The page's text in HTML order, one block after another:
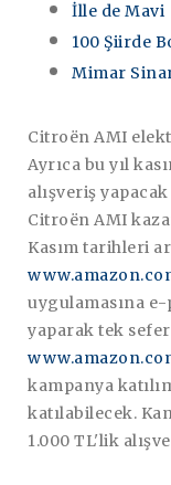
İlle de Mavi
100 Şiirde
Mimar
Citroën AMI
Ayrıca bu yıl
alışveriş
Citroën AMI
Kasım tarihleri
uygulamasına
yaparak tek
kampanya
katılabilecek.
1.000 TL'lik